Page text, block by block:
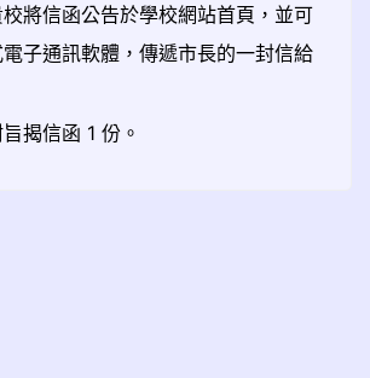
將信函公告於學校網站首頁，並可
子通訊軟體，傳遞市長的一封信給
揭信函 1 份。